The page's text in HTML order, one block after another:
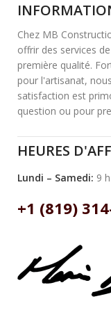
Chez MB
offrir des services
première qualité.
pour l'artisanat,
satisfaction est
question ou pour
HEURES
Lundi – Samedi: 9
+1 (819)